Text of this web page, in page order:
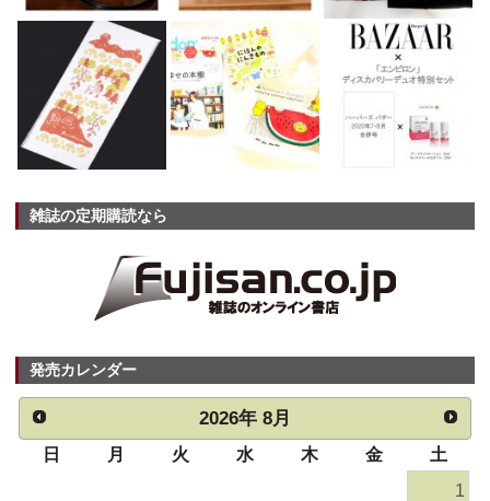
雑誌の定期購読なら
発売カレンダー
2026年 8月
日 月 火 水 木 金
土
1